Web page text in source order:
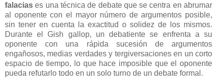
falacias es una técnica de debate que se centra en abrumar
al oponente con el mayor número de argumentos posible,
sin tener en cuenta la exactitud o solidez de los mismos.
Durante el Gish gallop, un debatiente se enfrenta a su
oponente con una rápida sucesión de argumentos
engañosos, medias verdades y tergiversaciones en un corto
espacio de tiempo, lo que hace imposible que el oponente
pueda refutarlo todo en un solo turno de un debate formal.